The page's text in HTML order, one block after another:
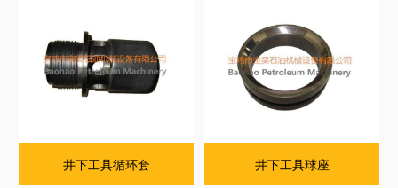
井下工具循环套 井下工具球座